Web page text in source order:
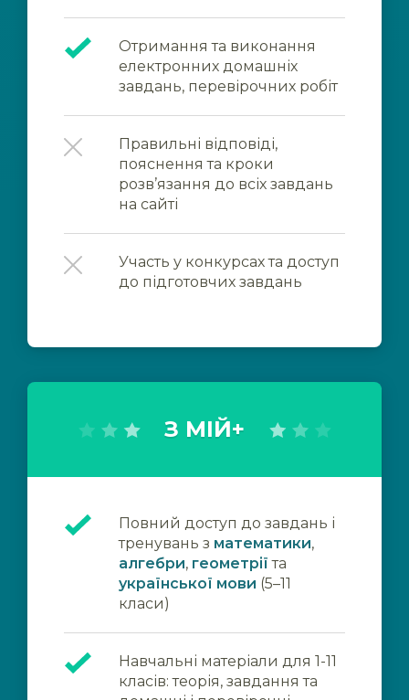
Отримання та виконання
електронних домашніх
завдань, перевірочних робіт
Правильні відповіді,
пояснення та кроки
розв’язання до всіх завдань
на сайті
Участь у конкурсах та доступ
до підготовчих завдань
З МІЙ+
Повний доступ до завдань і
тренувань з математики,
алгебри, геометрії та
української мови (5–11
класи)
Навчальні матеріали для 1-11
класів: теорія, завдання та